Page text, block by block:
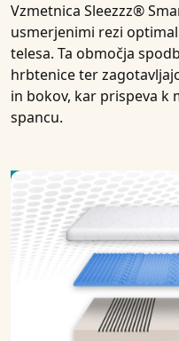
Vzmetnica Sleezzz®
usmerjenimi rezi
telesa. Ta območja
hrbtenice ter
in bokov, kar prispeva k
spancu.